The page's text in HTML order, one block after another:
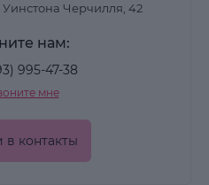
Уинстона Черчилля, 42
нам:
995-47-38
мне
контакты